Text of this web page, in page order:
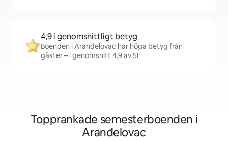
4,9 i genomsnittligt betyg
Boenden i Aranđelovac har höga betyg från
gäster – i genomsnitt 4,9 av 5!
Topprankade semesterboenden i
Aranđelovac